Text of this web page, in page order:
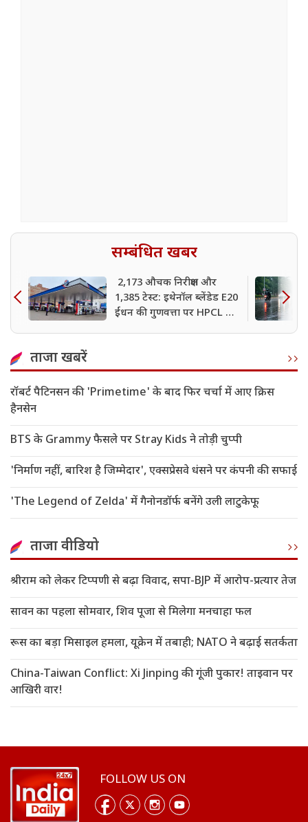
सम्बंधित खबर
2,173 औचक निरीक्षण और
1,385 टेस्ट: इथेनॉल ब्लेंडेड E20
ईंधन की गुणवत्ता पर HPCL का
ताजा खबरें
रॉबर्ट पैटिनसन की 'Primetime' के बाद फिर चर्चा में आए क्रिस
हैनसेन
BTS के Grammy फैसले पर Stray Kids ने तोड़ी चुप्पी
'निर्माण नहीं, बारिश है जिम्मेदार', एक्सप्रेसवे धंसने पर कंपनी की सफाई
'The Legend of Zelda' में गैनोनडॉर्फ बनेंगे उली लाटुकेफू
ताजा वीडियो
श्रीराम को लेकर टिप्पणी से बढ़ा विवाद, सपा-BJP में आरोप-प्रत्यार तेज
सावन का पहला सोमवार, शिव पूजा से मिलेगा मनचाहा फल
रूस का बड़ा मिसाइल हमला, यूक्रेन में तबाही; NATO ने बढ़ाई सतर्कता
China-Taiwan Conflict: Xi Jinping की गूंजी पुकार! ताइवान पर
आखिरी वार!
FOLLOW US ON